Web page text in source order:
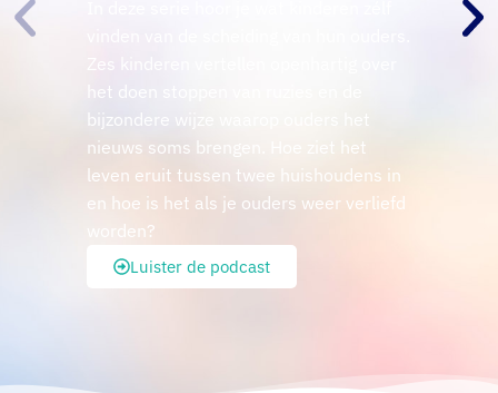
Zes kinderen vertellen openhartig over
het doen stoppen van ruzies en de
bijzondere wijze waarop ouders het
nieuws soms brengen. Hoe ziet het
leven eruit tussen twee huishoudens in
en hoe is het als je ouders weer verliefd
worden?
Luister de podcast